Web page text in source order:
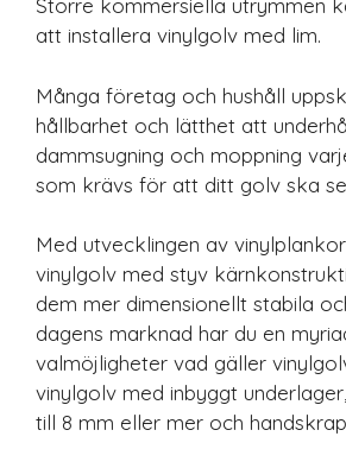
Större kommersiella utrymmen
att installera vinylgolv med lim.
Många företag och hushåll
hållbarhet och lätthet att
dammsugning och moppning
som krävs för att ditt golv ska
Med utvecklingen av
vinylgolv med styv
dem mer dimensionellt stabila
dagens marknad har du en
valmöjligheter vad gäller
vinylgolv med inbyggt
till 8 mm eller mer och